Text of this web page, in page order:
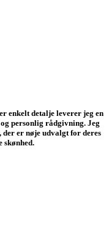
enkelt detalje leverer jeg en
personlig rådgivning. Jeg
er nøje udvalgt for deres
skønhed.